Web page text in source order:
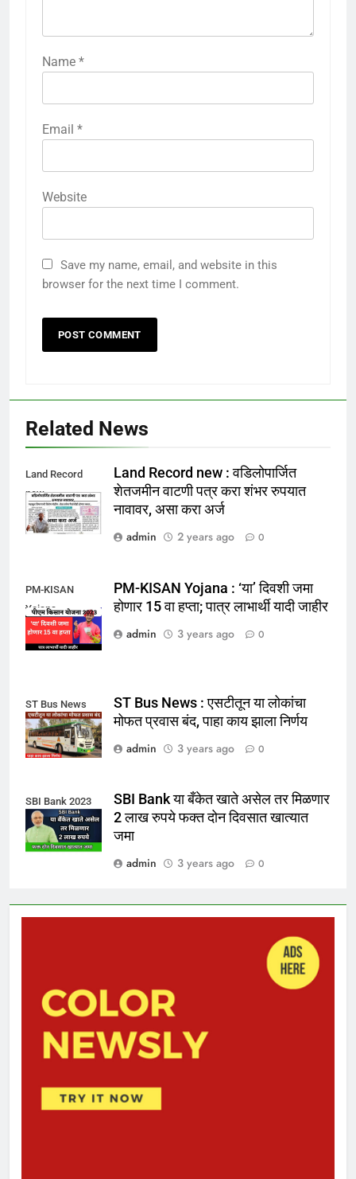
Name *
Email *
Website
Save my name, email, and website in this
browser for the next time I comment.
Related News
Land Record
new
Land Record new : वडिलोपार्जित
शेतजमीन वाटणी पत्र करा शंभर रुपयात
नावावर, असा करा अर्ज
admin
2 years ago 0
PM-KISAN
Yojana
PM-KISAN Yojana : ‘या’ दिवशी जमा
होणार 15 वा हप्ता; पात्र लाभार्थी यादी जाहीर
admin
3 years ago 0
ST Bus News
ST Bus News : एसटीतून या लोकांचा
मोफत प्रवास बंद, पाहा काय झाला निर्णय
admin
3 years ago 0
SBI Bank 2023
SBI Bank या बँकेत खाते असेल तर मिळणार
2 लाख रुपये फक्त दोन दिवसात खात्यात
जमा
admin
3 years ago 0